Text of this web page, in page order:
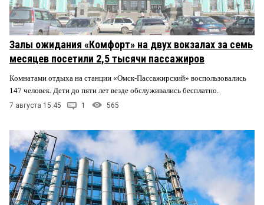
Залы ожидания «Комфорт» на двух вокзалах за семь
месяцев посетили 2,5 тысячи пассажиров
Комнатами отдыха на станции «Омск-Пассажирский» воспользовались
147 человек. Дети до пяти лет везде обслуживались бесплатно.
7 августа 15:45 1 565